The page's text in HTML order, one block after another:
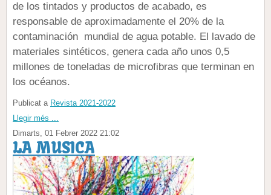
de los tintados y productos de acabado, es
responsable de aproximadamente el 20% de la
contaminación mundial de agua potable. El lavado de
materiales sintéticos, genera cada año unos 0,5
millones de toneladas de microfibras que terminan en
los océanos.
Publicat a Revista 2021-2022
Llegir més ...
Dimarts, 01 Febrer 2022 21:02
LA MUSICA